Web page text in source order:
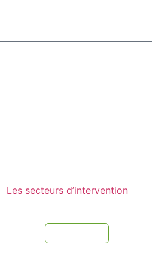
Les secteurs d’intervention